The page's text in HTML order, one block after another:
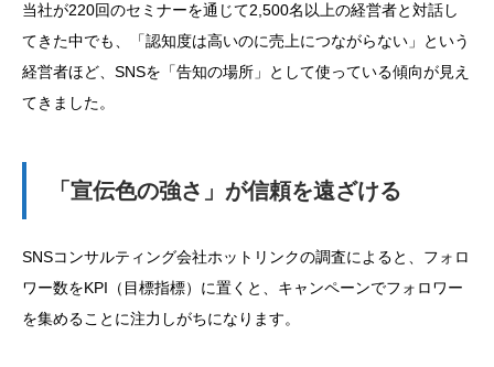
当社が220回のセミナーを通じて2,500名以上の経営者と対話し
てきた中でも、「認知度は高いのに売上につながらない」という
経営者ほど、SNSを「告知の場所」として使っている傾向が見え
てきました。
「宣伝色の強さ」が信頼を遠ざける
SNSコンサルティング会社ホットリンクの調査によると、フォロ
ワー数をKPI（目標指標）に置くと、キャンペーンでフォロワー
を集めることに注力しがちになります。